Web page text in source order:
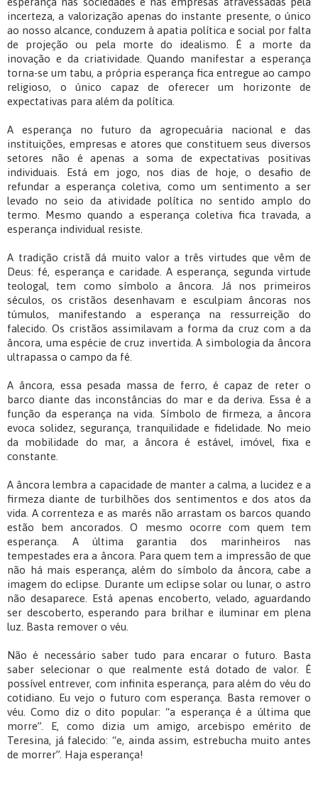
incerteza, a valorização apenas do instante presente, o único
ao nosso alcance, conduzem à apatia política e social por falta
de projeção ou pela morte do idealismo. É a morte da
inovação e da criatividade. Quando manifestar a esperança
torna-se um tabu, a própria esperança fica entregue ao campo
religioso, o único capaz de oferecer um horizonte de
expectativas para além da política.
A esperança no futuro da agropecuária nacional e das
instituições, empresas e atores que constituem seus diversos
setores não é apenas a soma de expectativas positivas
individuais. Está em jogo, nos dias de hoje, o desafio de
refundar a esperança coletiva, como um sentimento a ser
levado no seio da atividade política no sentido amplo do
termo. Mesmo quando a esperança coletiva fica travada, a
esperança individual resiste.
A tradição cristã dá muito valor a três virtudes que vêm de
Deus: fé, esperança e caridade. A esperança, segunda virtude
teologal, tem como símbolo a âncora. Já nos primeiros
séculos, os cristãos desenhavam e esculpiam âncoras nos
túmulos, manifestando a esperança na ressurreição do
falecido. Os cristãos assimilavam a forma da cruz com a da
âncora, uma espécie de cruz invertida. A simbologia da âncora
ultrapassa o campo da fé.
A âncora, essa pesada massa de ferro, é capaz de reter o
barco diante das inconstâncias do mar e da deriva. Essa é a
função da esperança na vida. Símbolo de firmeza, a âncora
evoca solidez, segurança, tranquilidade e fidelidade. No meio
da mobilidade do mar, a âncora é estável, imóvel, fixa e
constante.
A âncora lembra a capacidade de manter a calma, a lucidez e a
firmeza diante de turbilhões dos sentimentos e dos atos da
vida. A correnteza e as marés não arrastam os barcos quando
estão bem ancorados. O mesmo ocorre com quem tem
esperança. A última garantia dos marinheiros nas
tempestades era a âncora. Para quem tem a impressão de que
não há mais esperança, além do símbolo da âncora, cabe a
imagem do eclipse. Durante um eclipse solar ou lunar, o astro
não desaparece. Está apenas encoberto, velado, aguardando
ser descoberto, esperando para brilhar e iluminar em plena
luz. Basta remover o véu.
Não é necessário saber tudo para encarar o futuro. Basta
saber selecionar o que realmente está dotado de valor. É
possível entrever, com infinita esperança, para além do véu do
cotidiano. Eu vejo o futuro com esperança. Basta remover o
véu. Como diz o dito popular: “a esperança é a última que
morre”. E, como dizia um amigo, arcebispo emérito de
Teresina, já falecido: “e, ainda assim, estrebucha muito antes
de morrer”. Haja esperança!